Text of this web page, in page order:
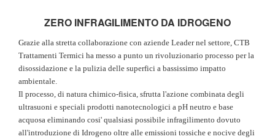
ZERO INFRAGILIMENTO DA IDROGENO
Grazie alla stretta collaborazione con aziende Leader nel settore, CTB
Trattamenti Termici ha messo a punto un rivoluzionario processo per la
disossidazione e la pulizia delle superfici a bassissimo impatto
ambientale.
Il processo, di natura chimico-fisica, sfrutta l'azione combinata degli
ultrasuoni e speciali prodotti nanotecnologici a pH neutro e base
acquosa eliminando cosi' qualsiasi possibile infragilimento dovuto
all'introduzione di Idrogeno oltre alle emissioni tossiche e nocive degli